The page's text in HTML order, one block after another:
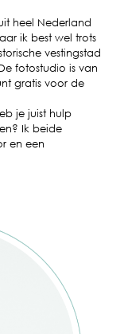
heel Nederland
ik best wel trots
vestingstad
fotostudio is van
gratis voor de
je juist hulp
Ik beide
en een